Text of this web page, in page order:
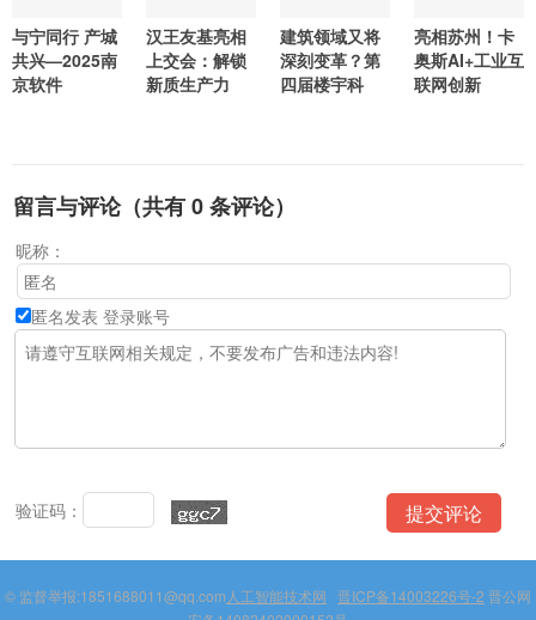
与宁同行 产城
共兴—2025南
京软件
汉王友基亮相
上交会：解锁
新质生产力
建筑领域又将
深刻变革？第
四届楼宇科
亮相苏州！卡
奥斯AI+工业互
联网创新
留言与评论（共有0条评论）
昵称：
匿名发表 登录账号
验证码：
© 监督举报:1851688011@qq.com 人工智能技术网 晋ICP备14003226号-2 晋公网